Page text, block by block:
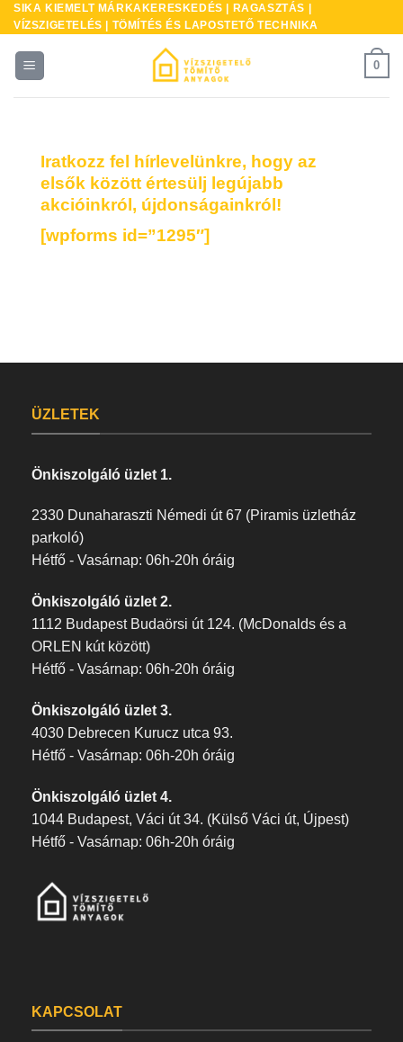
Skip
to
content
SIKA KIEMELT MÁRKAKERESKEDÉS | RAGASZTÁS |
VÍZSZIGETELÉS | TÖMÍTÉS ÉS LAPOSTETŐ TECHNIKA
0
Iratkozz fel hírlevelünkre, hogy az
elsők között értesülj legújabb
akcióinkról, újdonságainkról!
[wpforms id=”1295″]
ÜZLETEK
Önkiszolgáló üzlet 1.
2330 Dunaharaszti Némedi út 67 (Piramis üzletház
parkoló)
Hétfő - Vasárnap: 06h-20h óráig
Önkiszolgáló üzlet 2.
1112 Budapest Budaörsi út 124. (McDonalds és a
ORLEN kút között)
Hétfő - Vasárnap: 06h-20h óráig
Önkiszolgáló üzlet 3.
4030 Debrecen Kurucz utca 93.
Hétfő - Vasárnap: 06h-20h óráig
Önkiszolgáló üzlet 4.
1044 Budapest, Váci út 34. (Külső Váci út, Újpest)
Hétfő - Vasárnap: 06h-20h óráig
KAPCSOLAT